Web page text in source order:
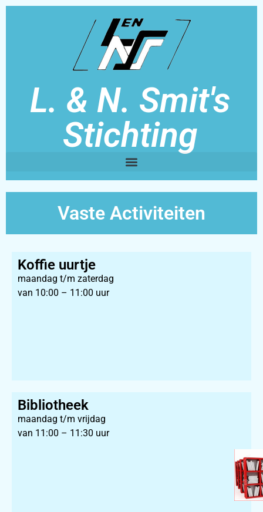
L. & N. Smit's
Stichting
Vaste Activiteiten
Koffie uurtje
maandag t/m zaterdag
van 10:00 – 11:00 uur
Bibliotheek
maandag t/m vrijdag
van 11:00 – 11:30 uur